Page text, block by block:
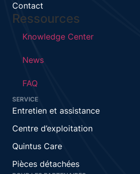
Contact
Ressources
Knowledge Center
News
FAQ
SERVICE
Entretien et assistance
Centre d’exploitation
Quintus Care
Pièces détachées